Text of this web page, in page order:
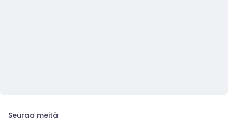
Seuraa meitä